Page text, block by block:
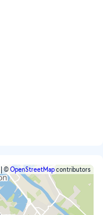
|©OpenStreetMapcontributors